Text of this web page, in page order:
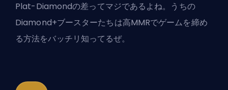
Plat-Diamondの差ってマジであるよね。うちの
Diamond+ブースターたちは高MMRでゲームを締め
る方法をバッチリ知ってるぜ。